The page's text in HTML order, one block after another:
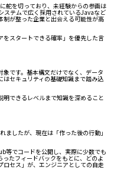
舵を切っており、未経験からの参画は
ステムで広く採用されているJavaなど
制が整った企業と出会える可能性が高
をスタートできる確率」を優先した言
です。基本構文だけでなく、データ
はセキュリティの基礎知識まで踏み込
明できるレベルまで知識を深めること
したが、現在は「作った後の行動」
等でコードを公開し、実際に少数でも
たフィードバックをもとに、どのよ
セス」が、エンジニアとしての自走